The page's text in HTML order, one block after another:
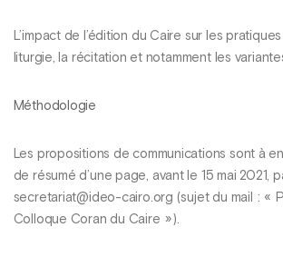
L’impact de l’édition du Caire sur les
liturgie, la récitation et notamment les
Méthodologie
Les propositions de communications sont à
de résumé d’une page, avant le 15 mai 2021,
secretariat@ideo-cairo.org (sujet du mail : «
Colloque Coran du Caire »).